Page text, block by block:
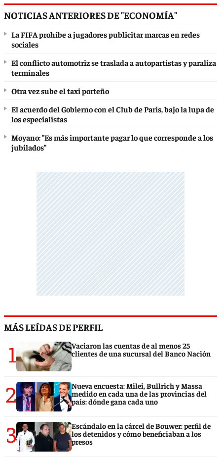
NOTICIAS ANTERIORES DE "ECONOMÍA"
La FIFA prohíbe a jugadores publicitar marcas en redes
sociales
El conflicto automotriz se traslada a autopartistas y paraliza
terminales
Otra vez sube el taxi porteño
El acuerdo del Gobierno con el Club de París, bajo la lupa de
los especialistas
Moyano: "Es más importante pagar lo que corresponde a los
jubilados"
MÁS LEÍDAS DE PERFIL
1
Vaciaron las cuentas de al menos 25
clientes de una sucursal del Banco Nación
2
Nueva encuesta: Milei, Bullrich y Massa
medido en cada una de las provincias del
país: dónde gana cada uno
3
Escándalo en la cárcel de Bouwer: perfil de
los detenidos y cómo beneficiaban a los
presos